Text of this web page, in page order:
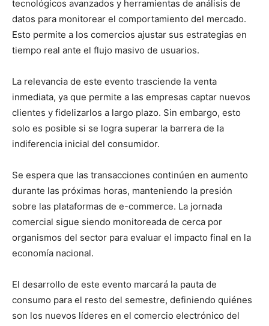
tecnológicos avanzados y herramientas de análisis de
datos para monitorear el comportamiento del mercado.
Esto permite a los comercios ajustar sus estrategias en
tiempo real ante el flujo masivo de usuarios.
La relevancia de este evento trasciende la venta
inmediata, ya que permite a las empresas captar nuevos
clientes y fidelizarlos a largo plazo. Sin embargo, esto
solo es posible si se logra superar la barrera de la
indiferencia inicial del consumidor.
Se espera que las transacciones continúen en aumento
durante las próximas horas, manteniendo la presión
sobre las plataformas de e-commerce. La jornada
comercial sigue siendo monitoreada de cerca por
organismos del sector para evaluar el impacto final en la
economía nacional.
El desarrollo de este evento marcará la pauta de
consumo para el resto del semestre, definiendo quiénes
son los nuevos líderes en el comercio electrónico del